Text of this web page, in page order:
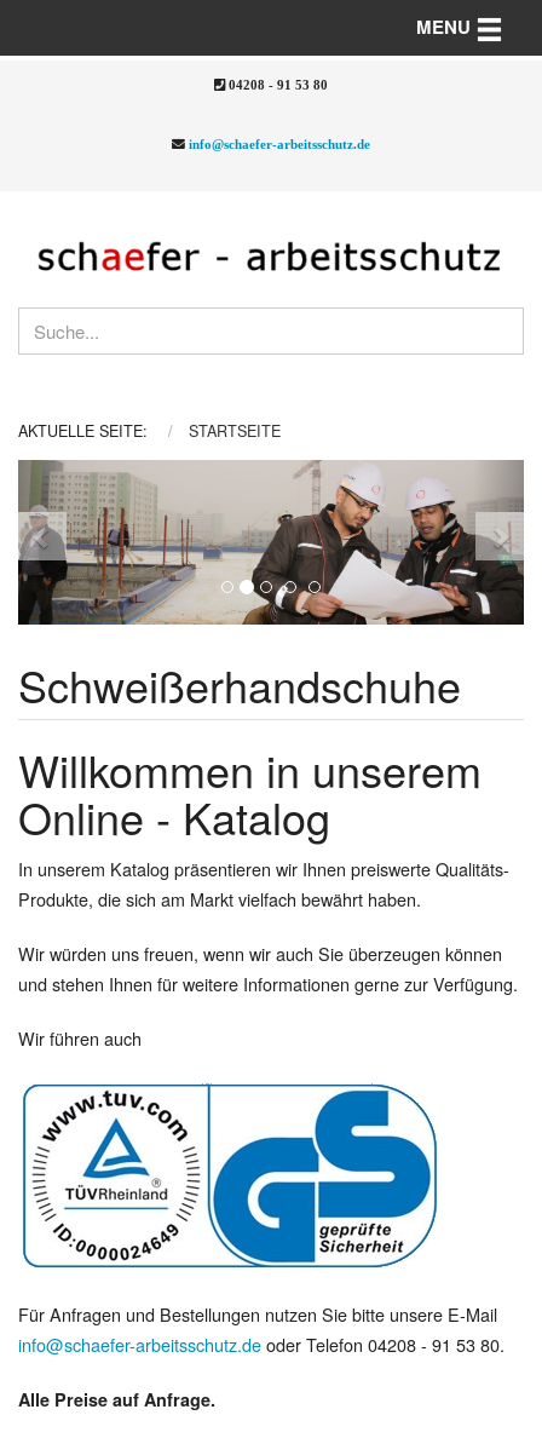
04208 - 91 53 80
info@schaefer-arbeitsschutz.de
MENU Toggle
AKTUELLE SEITE: STARTSEITE
Previous
Schweißerhandschuhe
Willkommen in unserem
Online - Katalog
In unserem Katalog präsentieren wir Ihnen preiswerte Qualitäts-
Produkte, die sich am Markt vielfach bewährt haben.
Wir würden uns freuen, wenn wir auch Sie überzeugen können
und stehen Ihnen für weitere Informationen gerne zur Verfügung.
Wir führen auch
Für Anfragen und Bestellungen nutzen Sie bitte unsere E-Mail
info@schaefer-arbeitsschutz.deoder Telefon 04208 - 91 53 80.
Alle Preise auf Anfrage.